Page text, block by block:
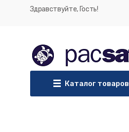
Здравствуйте, Гость!
Каталог товаров